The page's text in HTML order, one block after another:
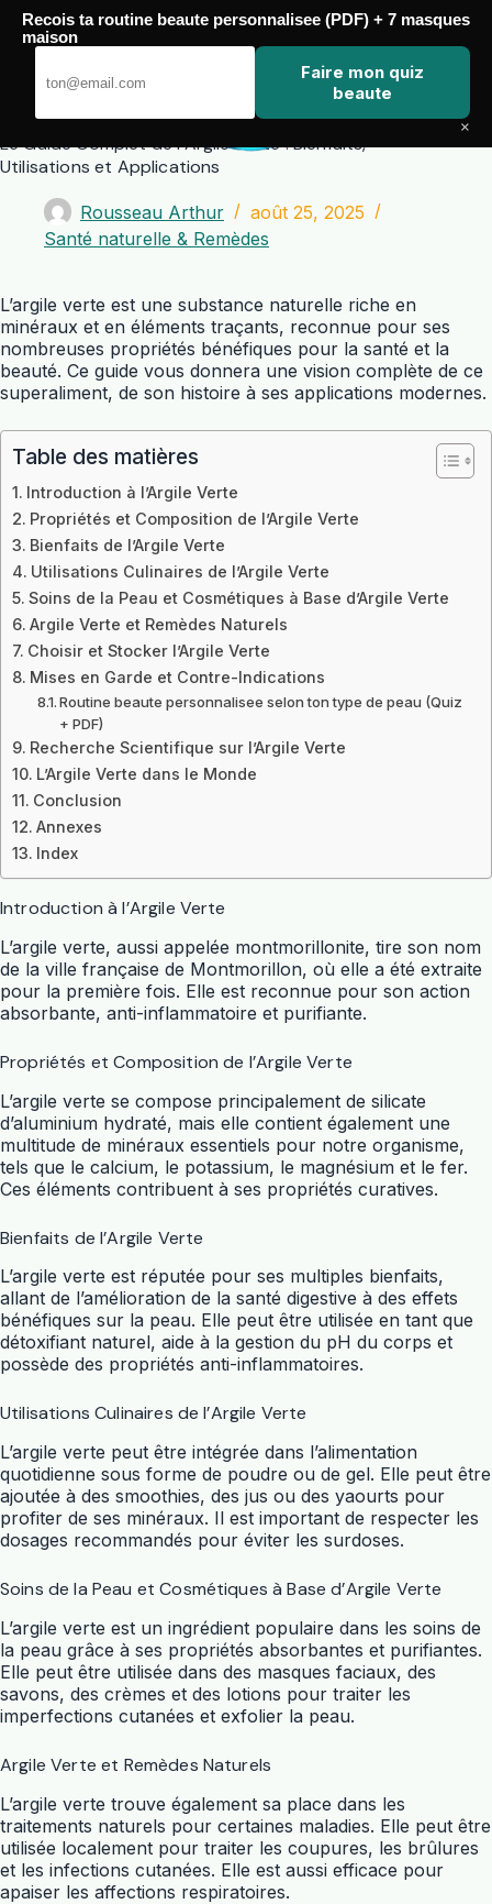
Passer
contenu
Le Guide Complet de l’Argile Verte : Bienfaits,
Utilisations et Applications
Rousseau Arthur
août 25, 2025
Santé naturelle & Remèdes
L’argile verte est une substance naturelle riche en
minéraux et en éléments traçants, reconnue pour ses
nombreuses propriétés bénéfiques pour la santé et la
beauté. Ce guide vous donnera une vision complète de ce
superaliment, de son histoire à ses applications modernes.
Table des matières
Introduction à l’Argile Verte
Propriétés et Composition de l’Argile Verte
Bienfaits de l’Argile Verte
Utilisations Culinaires de l’Argile Verte
Soins de la Peau et Cosmétiques à Base d’Argile Verte
Argile Verte et Remèdes Naturels
Choisir et Stocker l’Argile Verte
Mises en Garde et Contre-Indications
Routine beaute personnalisee selon ton type de peau (Quiz
+ PDF)
Recherche Scientifique sur l’Argile Verte
L’Argile Verte dans le Monde
Conclusion
Annexes
Index
Introduction à l’Argile Verte
L’argile verte, aussi appelée montmorillonite, tire son nom
de la ville française de Montmorillon, où elle a été extraite
pour la première fois. Elle est reconnue pour son action
absorbante, anti-inflammatoire et purifiante.
Propriétés et Composition de l’Argile Verte
L’argile verte se compose principalement de silicate
d’aluminium hydraté, mais elle contient également une
multitude de minéraux essentiels pour notre organisme,
tels que le calcium, le potassium, le magnésium et le fer.
Ces éléments contribuent à ses propriétés curatives.
Bienfaits de l’Argile Verte
L’argile verte est réputée pour ses multiples bienfaits,
allant de l’amélioration de la santé digestive à des effets
bénéfiques sur la peau. Elle peut être utilisée en tant que
détoxifiant naturel, aide à la gestion du pH du corps et
possède des propriétés anti-inflammatoires.
Utilisations Culinaires de l’Argile Verte
L’argile verte peut être intégrée dans l’alimentation
quotidienne sous forme de poudre ou de gel. Elle peut être
ajoutée à des smoothies, des jus ou des yaourts pour
profiter de ses minéraux. Il est important de respecter les
dosages recommandés pour éviter les surdoses.
Soins de la Peau et Cosmétiques à Base d’Argile Verte
L’argile verte est un ingrédient populaire dans les soins de
la peau grâce à ses propriétés absorbantes et purifiantes.
Elle peut être utilisée dans des masques faciaux, des
savons, des crèmes et des lotions pour traiter les
imperfections cutanées et exfolier la peau.
Argile Verte et Remèdes Naturels
L’argile verte trouve également sa place dans les
traitements naturels pour certaines maladies. Elle peut être
utilisée localement pour traiter les coupures, les brûlures
et les infections cutanées. Elle est aussi efficace pour
apaiser les affections respiratoires.
Recois ta routine beaute personnalisee (PDF) + 7 masques
maison
Faire mon quiz
beaute
×